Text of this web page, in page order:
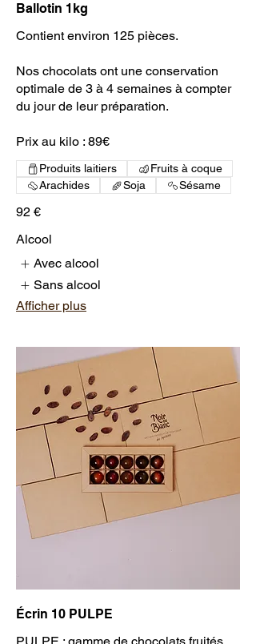
Ballotin 1kg
Contient environ 125 pièces.
Nos chocolats ont une conservation
optimale de 3 à 4 semaines à compter
du jour de leur préparation.
Prix au kilo : 89€
92 €
Produits laitiers
Fruits à coque
Arachides
Soja Sésame
Alcool
Avec alcool
Sans alcool
Afficher plus
Écrin 10 PULPE